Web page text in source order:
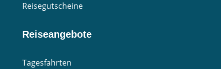
Reisegutscheine
Reiseangebote
Tagesfahrten